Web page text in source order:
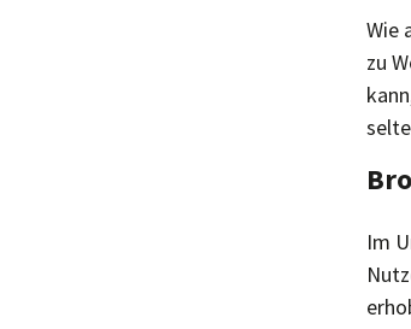
Wie
zu
Im